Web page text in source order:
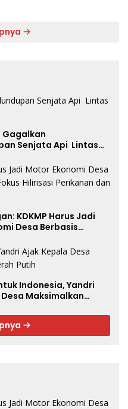
Gagalkan
Senjata Api Lintas
KDKMP Harus Jadi
Desa Berbasis
Perkebunan
Indonesia, Yandri
Maksimalkan